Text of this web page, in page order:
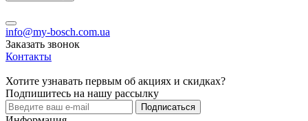
info@my-bosch.com.ua
Заказать звонок
Контакты
Хотите узнавать первым об акциях и скидках?
Подпишитесь на нашу рассылку
Подписаться